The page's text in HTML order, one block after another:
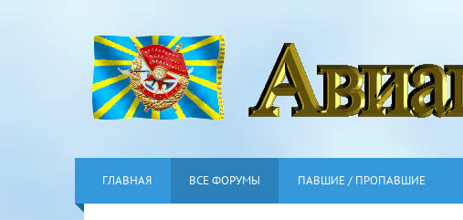
ГЛАВНАЯ ВСЕ ФОРУМЫ ПАВШИЕ / ПРОПАВШИЕ